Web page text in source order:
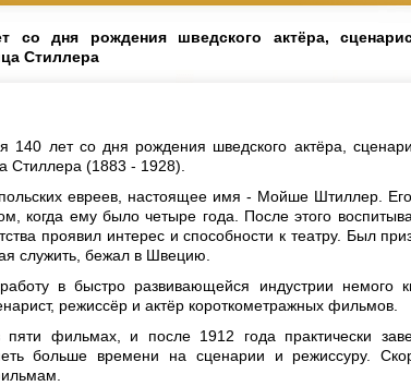
со дня рождения шведского актёра,
Стиллера
140 лет со дня рождения шведского актёра,
Стиллера (1883 - 1928).
евреев, настоящее имя - Мойше Штиллер.
когда ему было четыре года. После этого
проявил интерес и способности к театру. Был
служить, бежал в Швецию.
в быстро развивающейся индустрии немого
режиссёр и актёр короткометражных фильмов.
пяти фильмах, и после 1912 года практически
больше времени на сценарии и режиссуру.